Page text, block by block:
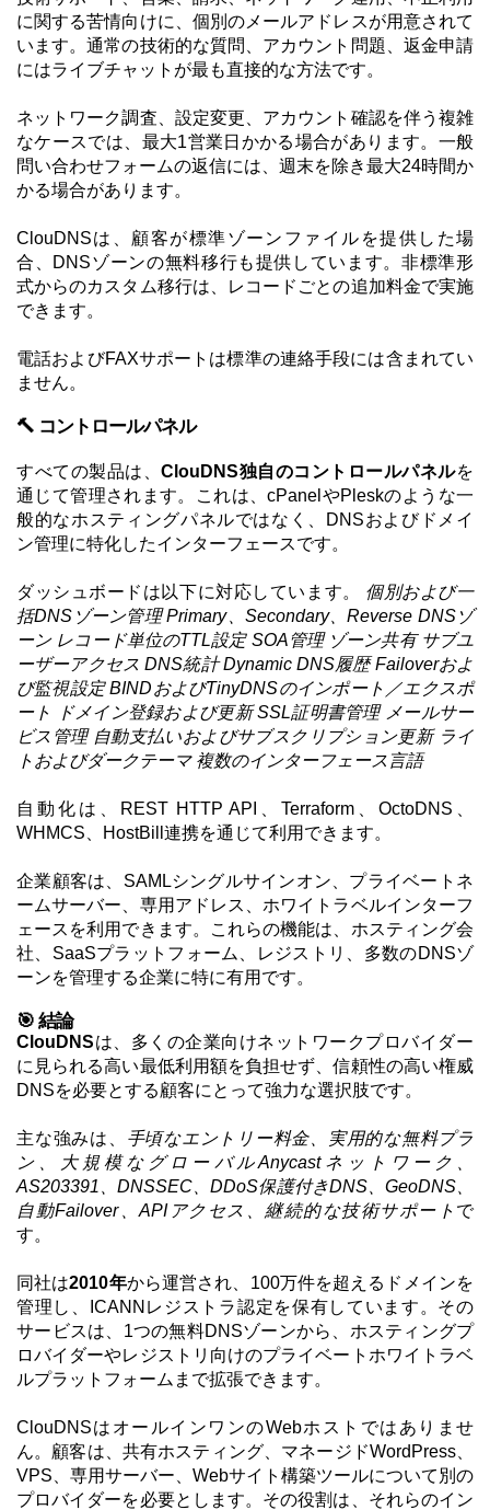
に関する苦情向けに、個別のメールアドレスが用意されて
います。通常の技術的な質問、アカウント問題、返金申請
にはライブチャットが最も直接的な方法です。
ネットワーク調査、設定変更、アカウント確認を伴う複雑
なケースでは、最大1営業日かかる場合があります。一般
問い合わせフォームの返信には、週末を除き最大24時間か
かる場合があります。
ClouDNSは、顧客が標準ゾーンファイルを提供した場
合、DNSゾーンの無料移行も提供しています。非標準形
式からのカスタム移行は、レコードごとの追加料金で実施
できます。
電話およびFAXサポートは標準の連絡手段には含まれてい
ません。
🔨 コントロールパネル
すべての製品は、ClouDNS独自のコントロールパネルを
通じて管理されます。これは、cPanelやPleskのような一
般的なホスティングパネルではなく、DNSおよびドメイ
ン管理に特化したインターフェースです。
ダッシュボードは以下に対応しています。 個別および一
括DNSゾーン管理 Primary、Secondary、Reverse DNSゾ
ーン レコード単位のTTL設定 SOA管理 ゾーン共有 サブユ
ーザーアクセス DNS統計 Dynamic DNS履歴 Failoverおよ
び監視設定 BINDおよびTinyDNSのインポート／エクスポ
ート
ドメイン登録および更新 SSL証明書管理 メールサー
ビス管理 自動支払いおよびサブスクリプション更新 ライ
トおよびダークテーマ 複数のインターフェース言語
自動化は、REST HTTP API、Terraform、OctoDNS、
WHMCS、HostBill連携を通じて利用できます。
企業顧客は、SAMLシングルサインオン、プライベートネ
ームサーバー、専用アドレス、ホワイトラベルインターフ
ェースを利用できます。これらの機能は、ホスティング会
社、SaaSプラットフォーム、レジストリ、多数のDNSゾ
ーンを管理する企業に特に有用です。
🎯 結論
ClouDNSは、多くの企業向けネットワークプロバイダー
に見られる高い最低利用額を負担せず、信頼性の高い権威
DNSを必要とする顧客にとって強力な選択肢です。
主な強みは、 手頃なエントリー料金、実用的な無料プラ
ン、大規模なグローバルAnycastネットワーク、
AS203391、DNSSEC、DDoS保護付きDNS、GeoDNS、
自動Failover、APIアクセス、継続的な技術サポート で
す。
同社は2010年から運営され、100万件を超えるドメインを
管理し、ICANNレジストラ認定を保有しています。その
サービスは、1つの無料DNSゾーンから、ホスティングプ
ロバイダーやレジストリ向けのプライベートホワイトラベ
ルプラットフォームまで拡張できます。
ClouDNSはオールインワンのWebホストではありませ
ん。顧客は、共有ホスティング、マネージドWordPress、
VPS、専用サーバー、Webサイト構築ツールについて別の
プロバイダーを必要とします。その役割は、それらのイン